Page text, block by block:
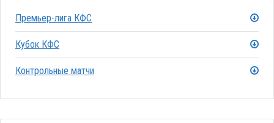
Премьер-лига КФС
Кубок КФС
Контрольные матчи